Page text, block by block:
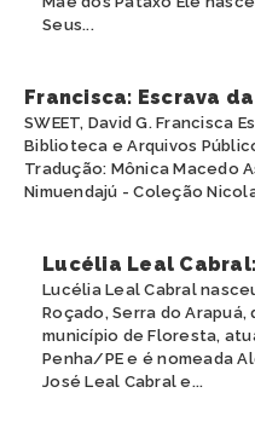
Seus...
Francisca: Escrava
SWEET, David G. Francisca
Biblioteca e Arquivos
Tradução: Mônica Macedo
Nimuendajú - Coleção
Lucélia Leal
Lucélia Leal Cabral
Roçado, Serra do
município de Floresta,
Penha/PE e é nomeada
José Leal Cabral e...